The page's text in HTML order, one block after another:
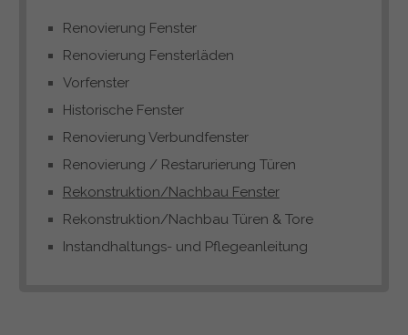
Renovierung Fenster
Renovierung Fensterläden
Vorfenster
Historische Fenster
Renovierung Verbundfenster
Renovierung / Restarurierung Türen
Rekonstruktion/Nachbau Fenster
Rekonstruktion/Nachbau Türen & Tore
Instandhaltungs- und Pflegeanleitung